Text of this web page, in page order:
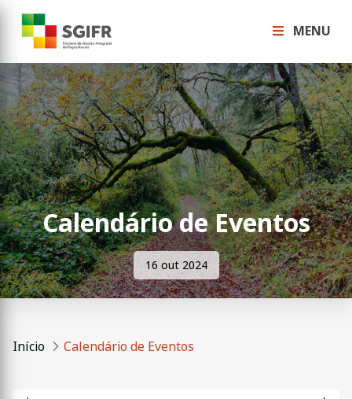
MENU
Calendário de Eventos
16 out 2024
Início Calendário de Eventos